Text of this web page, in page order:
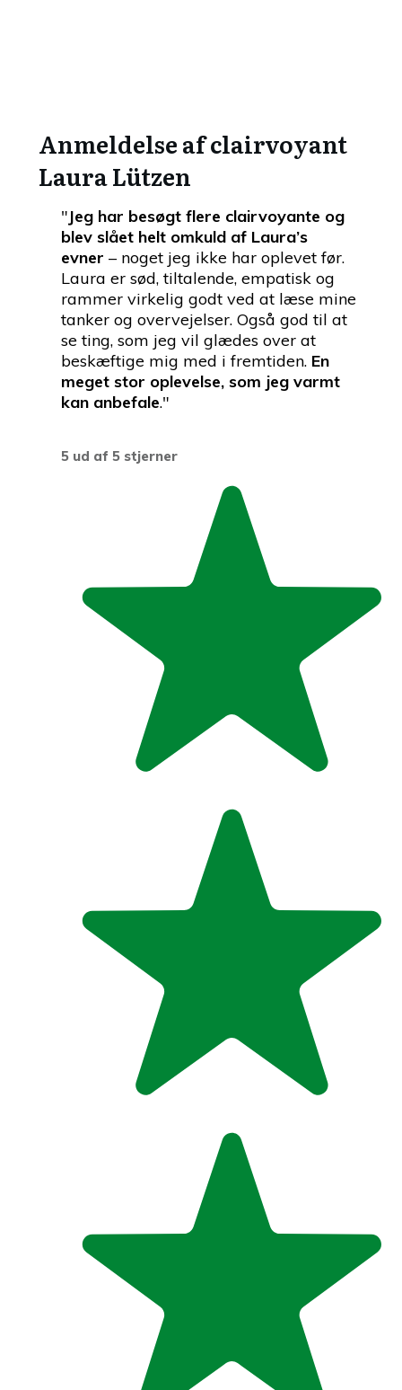
Anmeldelse af clairvoyant
Laura Lützen
"Jeg har besøgt flere clairvoyante og
blev slået helt omkuld af Laura’s
evner – noget jeg ikke har oplevet før.
Laura er sød, tiltalende, empatisk og
rammer virkelig godt ved at læse mine
tanker og overvejelser. Også god til at
se ting, som jeg vil glædes over at
beskæftige mig med i fremtiden. En
meget stor oplevelse, som jeg varmt
kan anbefale."
5 ud af 5 stjerner